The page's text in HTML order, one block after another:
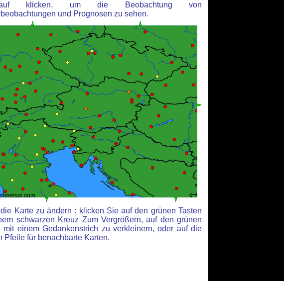
klicken, um die Beobachtung von
und Prognosen zu sehen.
Karte zu ändern : klicken Sie auf den grünen Tasten
schwarzen Kreuz Zum Vergrößern, auf den grünen
mit einem Gedankenstrich zu verkleinern, oder auf die
Pfeile für benachbarte Karten.